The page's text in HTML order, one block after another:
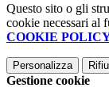
Questo sito o gli
cookie necessari al
COOKIE
Personalizza
Gestione cookie